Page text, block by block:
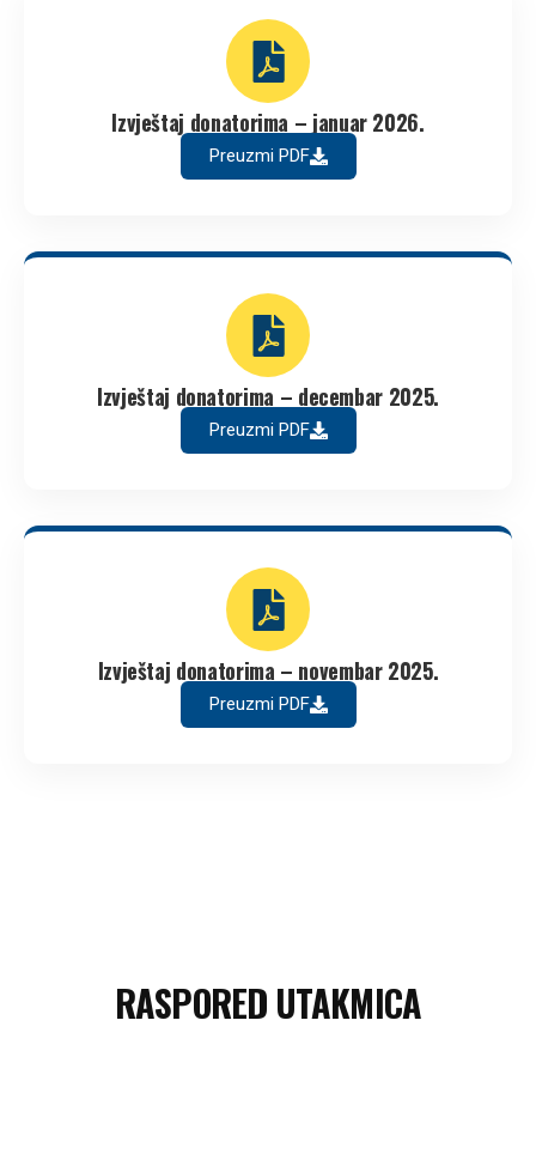
Izvještaj donatorima – januar 2026.
Preuzmi PDF
Izvještaj donatorima – decembar 2025.
Preuzmi PDF
Izvještaj donatorima – novembar 2025.
Preuzmi PDF
RASPORED UTAKMICA